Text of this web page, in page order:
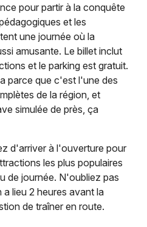
pour partir à la conquête
et les
une journée où la
amusante. Le billet inclut
et le parking est gratuit.
parce que c'est l'une des
de la région, et
simulée de près, ça
d'arriver à l'ouverture pour
les plus populaires
de journée. N'oubliez pas
a lieu 2 heures avant la
de traîner en route.